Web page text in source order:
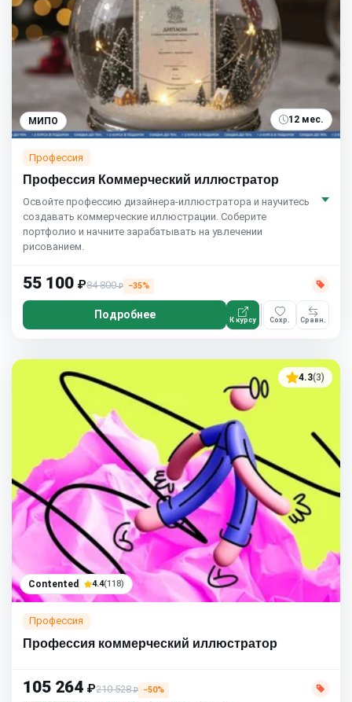
МИПО 12 мес.
Профессия
Профессия Коммерческий иллюстратор
Освойте профессию дизайнера-иллюстратора и научитесь
создавать коммерческие иллюстрации. Соберите
портфолио и начните зарабатывать на увлечении
рисованием.
55 100 ₽84 800₽ −35%
Подробнее К курсу Сохр. Сравн.
4.3(3)
Contented 4.4(118)
Профессия
Профессия коммерческий иллюстратор
105 264 ₽210 528₽
−50%